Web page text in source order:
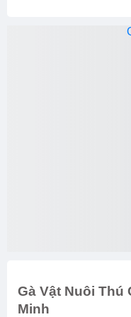
Gà Vật Nuôi Thú
Minh